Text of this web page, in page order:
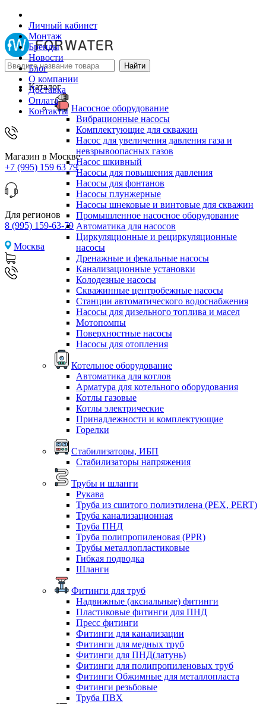
Личный кабинет
Монтаж
Бренды
Новости
Блог
О компании
Доставка
Оплата
Контакты
Магазин в Москве
+7 (995) 159 63 79
Для регионов
8 (995) 159-63-79
Москва
Каталог
Насосное оборудование
Вибрационные насосы
Комплектующие для скважин
Насос для увеличения давления газа и
невзрывоопасных газов
Насос шкивный
Насосы для повышения давления
Насосы для фонтанов
Насосы плунжерные
Насосы шнековые и винтовые для скважин
Промышленное насосное оборудование
Автоматика для насосов
Циркуляционные и рециркуляционные
насосы
Дренажные и фекальные насосы
Канализационные установки
Колодезные насосы
Скважинные центробежные насосы
Станции автоматического водоснабжения
Насосы для дизельного топлива и масел
Мотопомпы
Поверхностные насосы
Насосы для отопления
Котельное оборудование
Автоматика для котлов
Арматура для котельного оборудования
Котлы газовые
Котлы электрические
Принадлежности и комплектующие
Горелки
Стабилизаторы, ИБП
Стабилизаторы напряжения
Трубы и шланги
Рукава
Труба из сшитого полиэтилена (PEX, PERT)
Труба канализационная
Труба ПНД
Труба полипропиленовая (PPR)
Трубы металлопластиковые
Гибкая подводка
Шланги
Фитинги для труб
Надвижные (аксиальные) фитинги
Пластиковые фитинги для ПНД
Пресс фитинги
Фитинги для канализации
Фитинги для медных труб
Фитинги для ПНД(латунь)
Фитинги для полипропиленовых труб
Фитинги Обжимные для металлопласта
Фитинги резьбовые
Труба ПВХ